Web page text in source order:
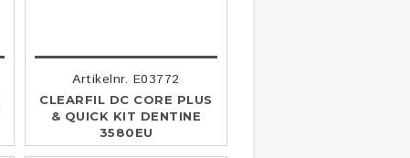
Artikelnr. E03772
CLEARFIL DC CORE PLUS
& QUICK KIT DENTINE
3580EU